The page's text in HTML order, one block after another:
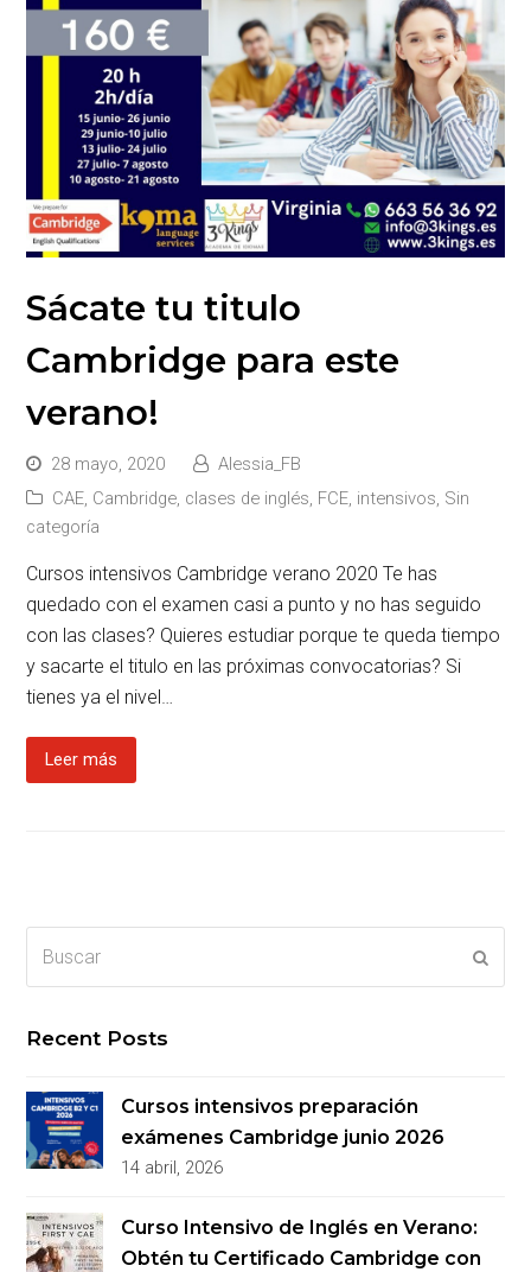
Sácate tu titulo
Cambridge para este
verano!
28 mayo, 2020
Alessia_FB
CAE Cambridge clases de inglés FCE intensivos Sin
categoría
Cursos intensivos Cambridge verano 2020 Te has
quedado con el examen casi a punto y no has seguido
con las clases? Quieres estudiar porque te queda tiempo
y sacarte el titulo en las próximas convocatorias? Si
tienes ya el nivel…
Leer más
Recent Posts
Cursos intensivos preparación
exámenes Cambridge junio 2026
14 abril, 2026
Curso Intensivo de Inglés en Verano:
Obtén tu Certificado Cambridge con